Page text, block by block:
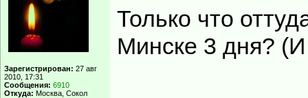
Зарегистрирован: 27 авг
2010, 17:31
Сообщения: 6910
Откуда: Москва, Сокол
Только что
Минске 3 дня?